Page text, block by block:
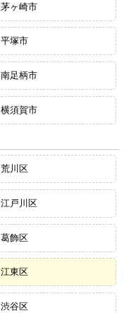
茅ヶ崎市
平塚市
南足柄市
横須賀市
荒川区
江戸川区
葛飾区
江東区
渋谷区